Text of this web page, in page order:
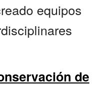
equipos
de